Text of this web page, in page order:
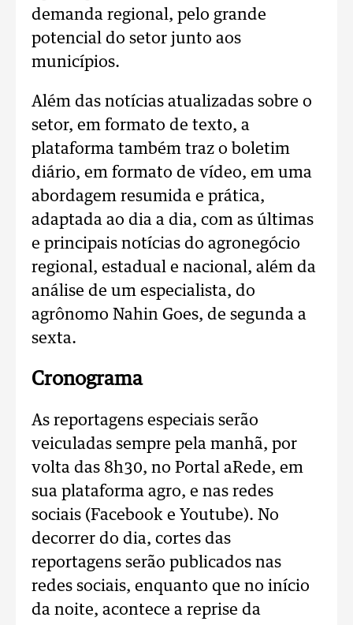
demanda regional, pelo grande
potencial do setor junto aos
municípios.
Além das notícias atualizadas sobre o
setor, em formato de texto, a
plataforma também traz o boletim
diário, em formato de vídeo, em uma
abordagem resumida e prática,
adaptada ao dia a dia, com as últimas
e principais notícias do agronegócio
regional, estadual e nacional, além da
análise de um especialista, do
agrônomo Nahin Goes, de segunda a
sexta.
Cronograma
As reportagens especiais serão
veiculadas sempre pela manhã, por
volta das 8h30, no Portal aRede, em
sua plataforma agro, e nas redes
sociais (Facebook e Youtube). No
decorrer do dia, cortes das
reportagens serão publicados nas
redes sociais, enquanto que no início
da noite, acontece a reprise da